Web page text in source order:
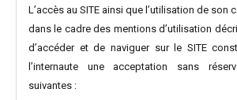
L’accès au SITE ainsi que l’utilisation de son
dans le cadre des mentions d’utilisation
d’accéder et de naviguer sur le SITE
l’internaute une acceptation sans
suivantes :